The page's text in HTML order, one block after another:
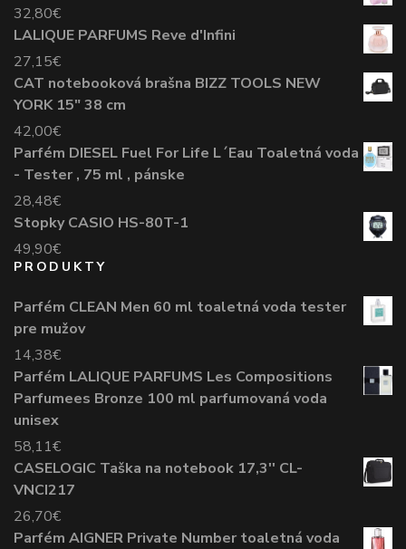
32,80€
LALIQUE PARFUMS Reve d'Infini
27,15€
CAT notebooková brašna BIZZ TOOLS NEW
YORK 15" 38 cm
42,00€
Parfém DIESEL Fuel For Life L´Eau Toaletná voda
- Tester , 75 ml , pánske
28,48€
Stopky CASIO HS-80T-1
49,90€
PRODUKTY
Parfém CLEAN Men 60 ml toaletná voda tester
pre mužov
14,38€
Parfém LALIQUE PARFUMS Les Compositions
Parfumees Bronze 100 ml parfumovaná voda
unisex
58,11€
CASELOGIC Taška na notebook 17,3'' CL-
VNCI217
26,70€
Parfém AIGNER Private Number toaletná voda